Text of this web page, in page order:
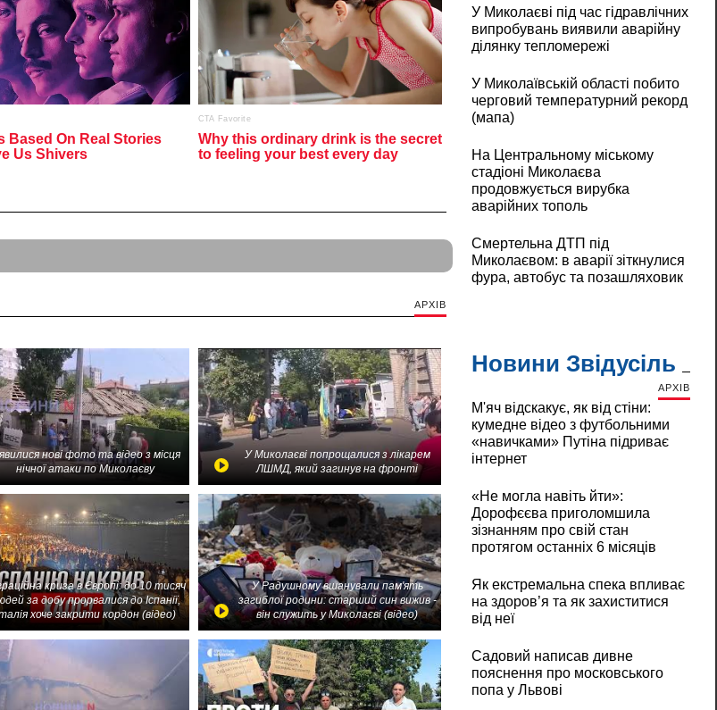
АРХІВ
нові фото та відео з місця
нічної атаки по Миколаєву
У Миколаєві попрощалися з лікарем
ЛШМД, який загинув на фронті
криза в Європі: до 10 тисяч
за добу прорвалися до Іспанії,
хоче закрити кордон (відео)
У Радушному вшанували пам'ять
загиблої родини: старший син вижив -
він служить у Миколаєві (відео)
У Миколаєві під час гідравлічних
випробувань виявили аварійну
ділянку тепломережі
У Миколаївській області побито
черговий температурний рекорд
(мапа)
На Центральному міському
стадіоні Миколаєва
продовжується вирубка
аварійних тополь
Смертельна ДТП під
Миколаєвом: в аварії зіткнулися
фура, автобус та позашляховик
Новини Звідусіль
АРХІВ
М'яч відскакує, як від стіни:
кумедне відео з футбольними
«навичками» Путіна підриває
інтернет
«Не могла навіть йти»:
Дорофєєва приголомшила
зізнанням про свій стан
протягом останніх 6 місяців
Як екстремальна спека впливає
на здоров’я та як захиститися
від неї
Садовий написав дивне
пояснення про московського
попа у Львові